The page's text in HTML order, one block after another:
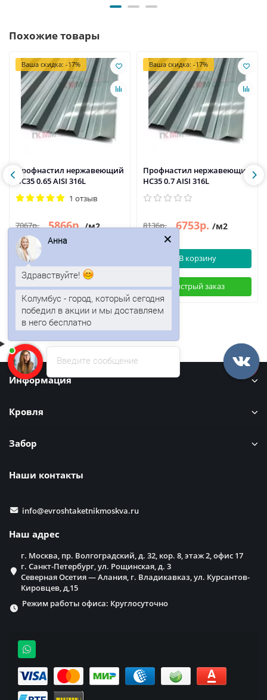
Похожие товары
Ваша скидка: -17%
Профнастил нержавеющий
НС35 0.65 AISI 316L
1 отзыв
7067р. 5866р. /м2
Быстрый заказ
Ваша скидка: -17%
Профнастил нержавеющий
НС35 0.7 AISI 316L
8136р. 6753р. /м2
В корзину
Быстрый заказ
Информация
Кровля
Забор
Наши контакты
info@evroshtaketnikmoskva.ru
Наш адрес
г. Москва, пр. Волгоградский, д. 32, кор. 8, этаж 2, офис 17
г. Санкт-Петербург, ул. Рощинская, д. 3
Северная Осетия — Алания, г. Владикавказ, ул. Курсантов-
Кировцев, д,15
Режим работы офиса: Круглосуточно
Введите сообщение
Анна
Здравствуйте!
Колумбус - город, который сегодня
победил в акции и мы доставляем
в него бесплатно